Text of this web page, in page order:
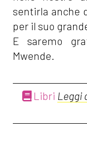
sentirla anche
per il suo
E saremo
Mwende.
Libri Leggi